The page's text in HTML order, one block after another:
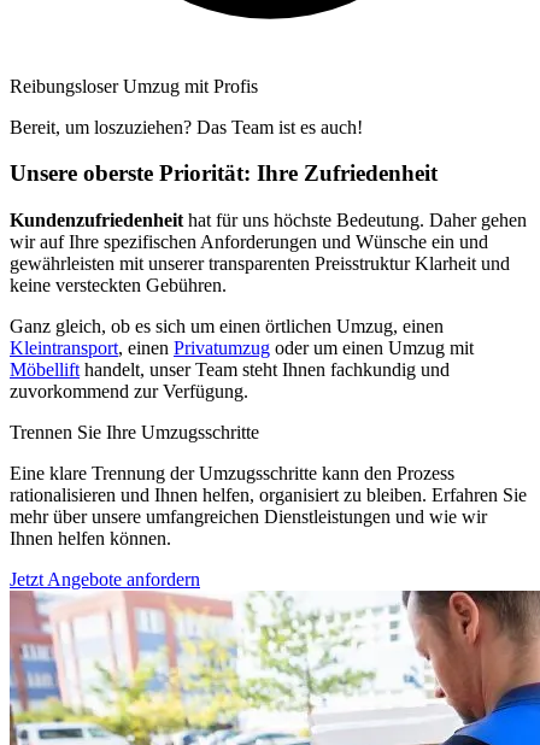
Reibungsloser Umzug mit Profis
Bereit, um loszuziehen? Das Team ist es auch!
Unsere oberste Priorität: Ihre Zufriedenheit
Kundenzufriedenheit hat für uns höchste Bedeutung. Daher gehen
wir auf Ihre spezifischen Anforderungen und Wünsche ein und
gewährleisten mit unserer transparenten Preisstruktur Klarheit und
keine versteckten Gebühren.
Ganz gleich, ob es sich um einen örtlichen Umzug, einen
Kleintransport, einen Privatumzug oder um einen Umzug mit
Möbellift handelt, unser Team steht Ihnen fachkundig und
zuvorkommend zur Verfügung.
Trennen Sie Ihre Umzugsschritte
Eine klare Trennung der Umzugsschritte kann den Prozess
rationalisieren und Ihnen helfen, organisiert zu bleiben. Erfahren Sie
mehr über unsere umfangreichen Dienstleistungen und wie wir
Ihnen helfen können.
Jetzt Angebote anfordern